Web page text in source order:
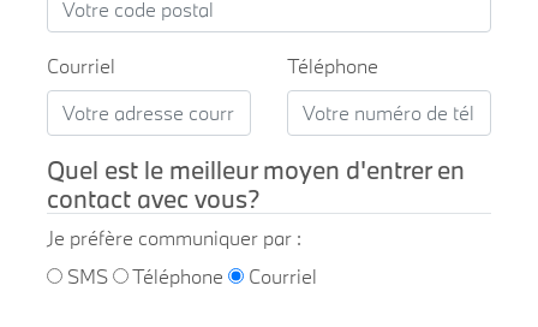
Courriel Téléphone
Quel est le meilleur moyen d'entrer en
contact avec vous?
Je préfère communiquer par :
SMS
Téléphone Courriel